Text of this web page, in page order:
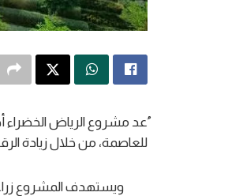
ُعد مشروع الرياض الخضراء
للعاصمة، من خلال زيادة
ويستهدف المشروع